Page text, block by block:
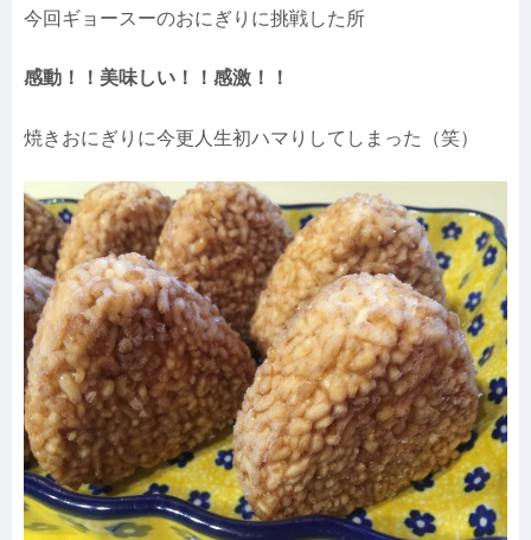
今回ギョースーのおにぎりに挑戦した所
感動！！美味しい！！感激！！
焼きおにぎりに今更人生初ハマりしてしまった（笑）